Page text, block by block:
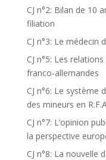
CJ n°2: Bilan de 10
filiation
CJ n°3: Le médecin
CJ n°5: Les
franco-allemandes
CJ n°6: Le système
des mineurs en
CJ n°7: L’opinion
la perspective
CJ n°8: La nouvelle